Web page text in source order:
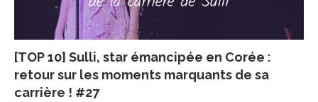
[TOP 10] Sulli, star émancipée en Corée :
retour sur les moments marquants de sa
carrière ! #27